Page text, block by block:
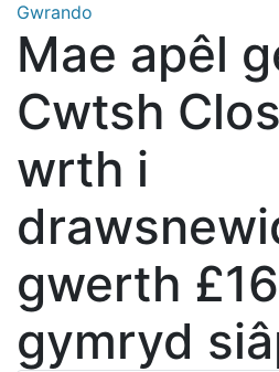
Gwrando
Mae apêl
Cwtsh
wrth i
gwerth
gymryd